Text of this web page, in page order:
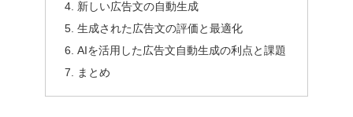
新しい広告文の自動生成
生成された広告文の評価と最適化
AIを活用した広告文自動生成の利点と課題
まとめ